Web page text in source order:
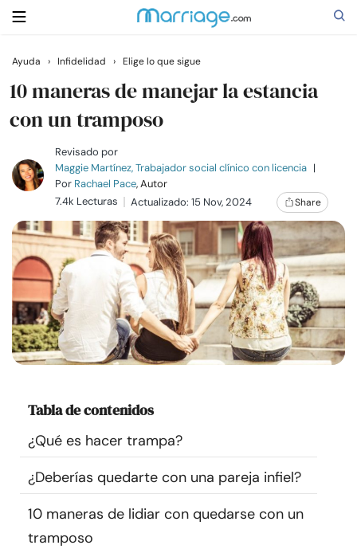
Buscar
Casarse
Relaciones
Familia
Ayuda
Cursos
Comunidad
Encuentra un terapeuta
Idioma
Ayuda › Infidelidad › Elige lo que sigue
10 maneras de manejar la estancia
con un tramposo
Revisado por
Maggie Martínez, Trabajador social clínico con licencia |
Por Rachael Pace, Autor
7.4k Lecturas
Actualizado: 15 Nov, 2024 Share
Tabla de contenidos
¿Qué es hacer trampa?
¿Deberías quedarte con una pareja infiel?
10 maneras de lidiar con quedarse con un
tramposo